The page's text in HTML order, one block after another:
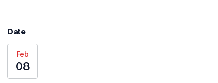
Date
Feb
08